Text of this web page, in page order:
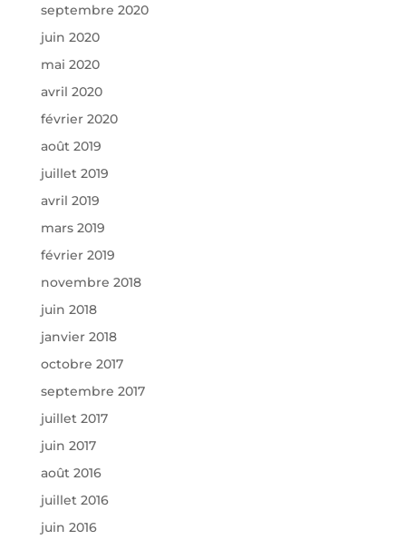
septembre 2020
juin 2020
mai 2020
avril 2020
février 2020
août 2019
juillet 2019
avril 2019
mars 2019
février 2019
novembre 2018
juin 2018
janvier 2018
octobre 2017
septembre 2017
juillet 2017
juin 2017
août 2016
juillet 2016
juin 2016